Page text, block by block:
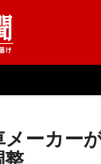
メーカー